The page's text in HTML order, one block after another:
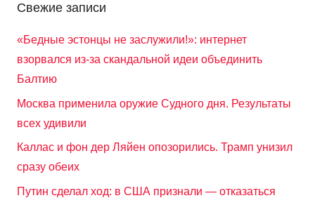
Свежие записи
«Бедные эстонцы не заслужили!»: интернет
взорвался из-за скандальной идеи объединить
Балтию
Москва применила оружие Судного дня. Результаты
всех удивили
Каллас и фон дер Ляйен опозорились. Трамп унизил
сразу обеих
Путин сделал ход: в США признали — отказаться